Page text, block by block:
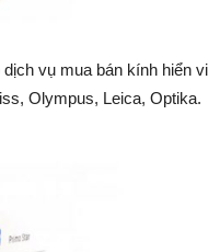
vụ mua bán kính hiển vi
Olympus, Leica, Optika.